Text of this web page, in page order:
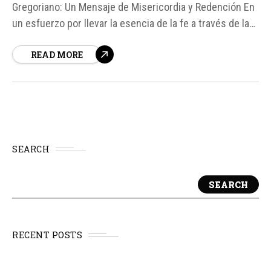
Gregoriano: Un Mensaje de Misericordia y Redención En
un esfuerzo por llevar la esencia de la fe a través de la
Gerstner, ha lanzado un canto gregoriano en latín que
READ MORE
SEARCH
SEARCH
RECENT POSTS